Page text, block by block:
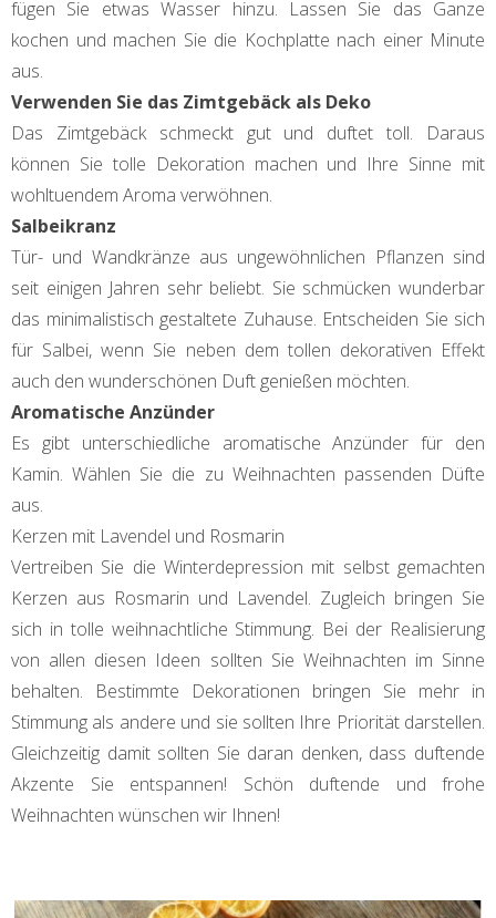
fügen Sie etwas Wasser hinzu. Lassen Sie das Ganze
kochen und machen Sie die Kochplatte nach einer Minute
aus.
Verwenden Sie das Zimtgebäck als Deko
Das Zimtgebäck schmeckt gut und duftet toll. Daraus
können Sie tolle Dekoration machen und Ihre Sinne mit
wohltuendem Aroma verwöhnen.
Salbeikranz
Tür- und Wandkränze aus ungewöhnlichen Pflanzen sind
seit einigen Jahren sehr beliebt. Sie schmücken wunderbar
das minimalistisch gestaltete Zuhause. Entscheiden Sie sich
für Salbei, wenn Sie neben dem tollen dekorativen Effekt
auch den wunderschönen Duft genießen möchten.
Aromatische Anzünder
Es gibt unterschiedliche aromatische Anzünder für den
Kamin. Wählen Sie die zu Weihnachten passenden Düfte
aus.
Kerzen mit Lavendel und Rosmarin
Vertreiben Sie die Winterdepression mit selbst gemachten
Kerzen aus Rosmarin und Lavendel. Zugleich bringen Sie
sich in tolle weihnachtliche Stimmung. Bei der Realisierung
von allen diesen Ideen sollten Sie Weihnachten im Sinne
behalten. Bestimmte Dekorationen bringen Sie mehr in
Stimmung als andere und sie sollten Ihre Priorität darstellen.
Gleichzeitig damit sollten Sie daran denken, dass duftende
Akzente Sie entspannen! Schön duftende und frohe
Weihnachten wünschen wir Ihnen!